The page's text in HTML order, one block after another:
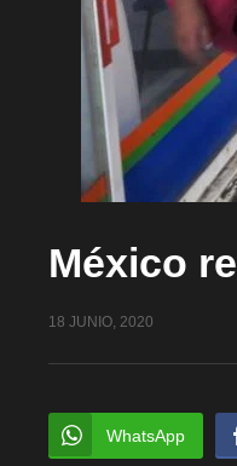
México
18 JUNIO, 2020
WhatsApp